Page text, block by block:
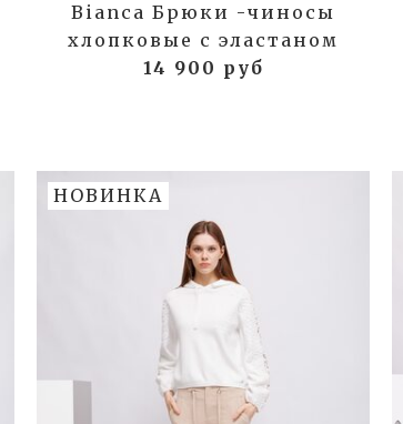
Bianca Брюки -чиносы
хлопковые с эластаном
14 900 руб
НОВИНКА